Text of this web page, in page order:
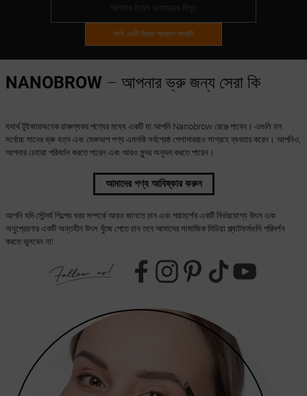
আমি একটি বিক্রয় প্রস্তাব আগ্রহী
NANOBROW– আপনার ভ্রু জন্য সেরা কি
যথার্থ টুইজারঅনেক চাঞ্চল্যকর পণ্যের মধ্যে একটি যা আপনি Nanobrow রেঞ্জে পাবেন। এগুলি হল
সর্বোচ্চ মানের ভ্রু যত্ন এবং মেকআপ পণ্য এমনকি সর্বশ্রেষ্ঠ পেশাদাররাও সাগ্রহে ব্যবহার করেন। আপনিও,
আপনার চেহারা পরিবর্তন করতে পারেন এবং আরও সুন্দর অনুভব করতে পারেন।
আমাদের পণ্য আবিষ্কার করুন
আপনি যদি সৌন্দর্য শিল্পের খবর সম্পর্কে আরও জানতে চান এবং পরামর্শের একটি নির্ভরযোগ্য উৎস এবং
অনুপ্রেরণার একটি অন্তহীন উৎস খুঁজে পেতে চান তবে আমাদের সামাজিক মিডিয়া প্ল্যাটফর্মগুলি পরিদর্শন
করতে ভুলবেন না!